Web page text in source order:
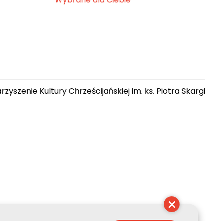
Kultury Chrześcijańskiej im. ks. Piotra Skargi
×